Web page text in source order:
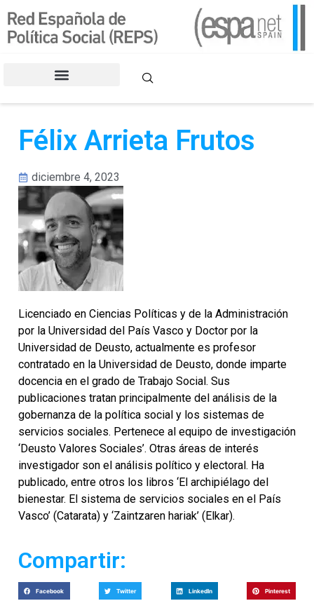
Félix Arrieta Frutos
diciembre 4, 2023
Licenciado en Ciencias Políticas y de la Administración
por la Universidad del País Vasco y Doctor por la
Universidad de Deusto, actualmente es profesor
contratado en la Universidad de Deusto, donde imparte
docencia en el grado de Trabajo Social. Sus
publicaciones tratan principalmente del análisis de la
gobernanza de la política social y los sistemas de
servicios sociales. Pertenece al equipo de investigación
‘Deusto Valores Sociales’. Otras áreas de interés
investigador son el análisis político y electoral. Ha
publicado, entre otros los libros ‘El archipiélago del
bienestar. El sistema de servicios sociales en el País
Vasco’ (Catarata) y ‘Zaintzaren hariak’ (Elkar).
Compartir:
Facebook Twitter LinkedIn Pinterest